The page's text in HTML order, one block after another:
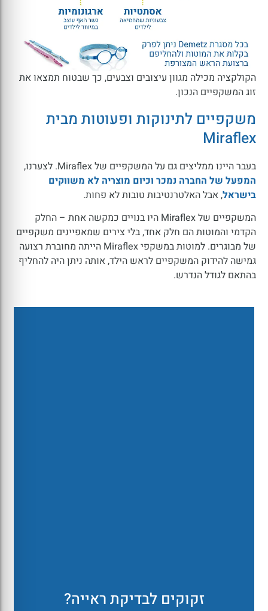
הקולקציה מכילה מגוון עיצובים וצבעים, כך שבטוח תמצאו את
זוג המשקפיים הנכון.
משקפיים לתינוקות ופעוטות מבית
Miraflex
בעבר היינו ממליצים גם על המשקפיים של Miraflex. לצערנו,
המפעל של החברה נמכר וכיום מוצריה לא משווקים
בישראל, אבל האלטרנטיבות טובות לא פחות.
המשקפיים של Miraflex היו בנויים כמקשה אחת – החלק
הקדמי והמוטות הם חלק אחד, בלי צירים שמאפיינים משקפיים
של מבוגרים.
למוטות במשקפי Miraflex הייתה מחוברת רצועה
גמישה להידוק המשקפיים לראש הילד, אותה ניתן היה להחליף
בהתאם לגודל הנדרש.
זקוקים לבדיקת ראייה?